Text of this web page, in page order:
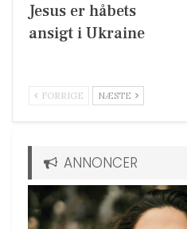
Jesus er håbets
ansigt i Ukraine
FORRIGE NÆSTE
ANNONCER